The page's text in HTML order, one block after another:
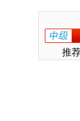
推